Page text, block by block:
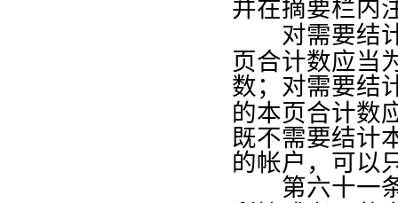
并在摘要栏内
对需要结计
页合计数应当
数；对需要结
的本页合计数
既不需要结计
的帐户，可以
第六十一